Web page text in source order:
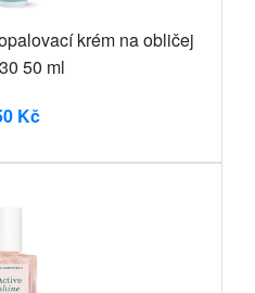
krém na obličej
50 ml
Kč